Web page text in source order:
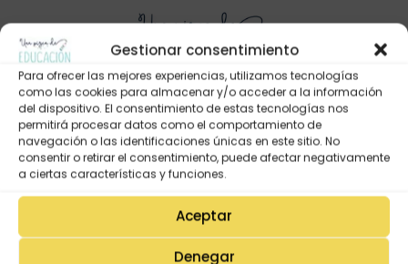
Gestionar consentimiento
Para ofrecer las mejores experiencias, utilizamos tecnologías
como las cookies para almacenar y/o acceder a la información
del dispositivo. El consentimiento de estas tecnologías nos
permitirá procesar datos como el comportamiento de
navegación o las identificaciones únicas en este sitio. No
consentir o retirar el consentimiento, puede afectar negativamente
a ciertas características y funciones.
Aceptar
Denegar
Mi Cuenta
Lista de deseos
Mi Perfil
Descargas
Estado de mi pedido